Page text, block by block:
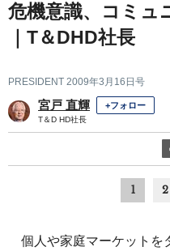
危機意識、コミュ
｜T＆DHD社長
PRESIDENT 2009年3月16日号
宮戸 直輝 +フォロー
T＆D HD社長
1 2
個人や家庭マーケットを